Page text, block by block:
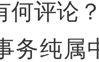
何评论
务纯属